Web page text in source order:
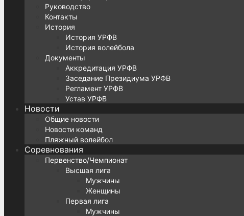
Руководство
Контакты
История
История УРФВ
История волейбола
Документы
Аккредитация УРФВ
Заседание Президиума УРФВ
Регламент УРФВ
Устав УРФВ
Новости
Общие новости
Новости команд
Пляжный волейбол
Соревнования
Первенство/Чемпионат
Высшая лига
Мужчины
Женщины
Первая лига
Мужчины